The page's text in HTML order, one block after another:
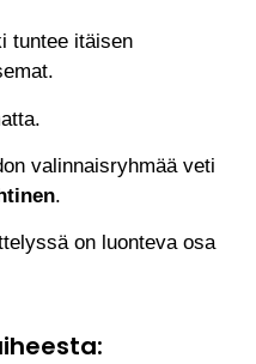
tuntee itäisen
valinnaisryhmää veti
.
on luonteva osa